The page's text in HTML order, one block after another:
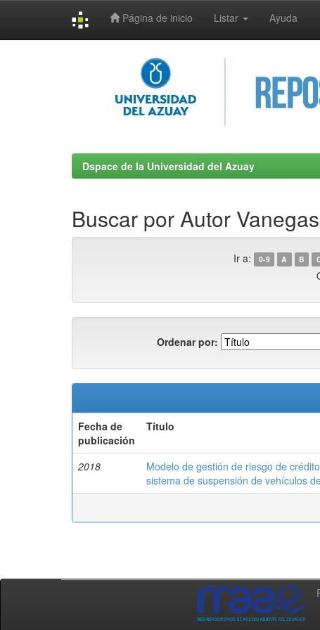
Página de inicio Listar Ayuda
Dspace de la Universidad del Azuay
Buscar por Autor
Ir a: 0-9 A B
Ordenar por:
Fecha de
publicación
Título
2018
Modelo de gestión de riesgo de
sistema de suspensión de vehículos